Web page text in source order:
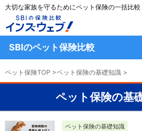
大切な家族を守るためにペット保険の一括比較
SBIのペット保険比較
ペット保険TOP >ペット保険の基礎知識 >
ペット保険の基
ペット保険の基礎知識